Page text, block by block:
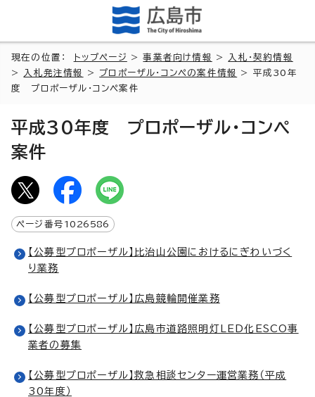
現在の位置： トップページ >事業者向け情報 >
入札・契約情報
>
入札発注情報 > プロポーザル・コンペの案件情報
> 平成30年
度 プロポーザル・コンペ案件
平成30年度 プロポーザル・コンペ
案件
ページ番号 1026586
【公募型プロポーザル】比治山公園におけるにぎわいづく
り業務
【公募型プロポーザル】広島競輪開催業務
【公募型プロポーザル】広島市道路照明灯LED化ESCO事
業者の募集
【公募型プロポーザル】救急相談センター運営業務（平成
30年度）